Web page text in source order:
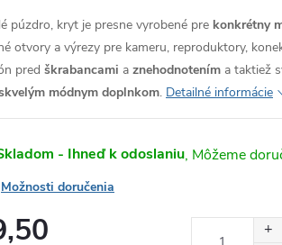
púzdro, kryt je presne vyrobené pre konkrétny
otvory a výrezy pre kameru, reproduktory,
pred škrabancami a znehodnotením a taktiež
módnym doplnkom. Detailné informácie
- Ihneď k odoslaniu
Možnosti doručenia